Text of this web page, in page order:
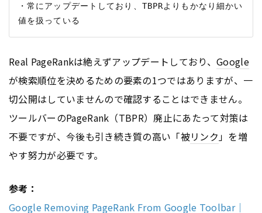
・常にアップデートしており、TBPRよりもかなり細かい
Real PageRankは絶えずアップデートしており、 Google
が検索順位を決めるための要素の1つではありますが、一
切公開はしていませんので確認することはできません。
ツールバーのPageRank（TBPR）廃止にあたって対策は
不要ですが、今後も引き続き質の高い「被リンク 」を増
やす努力が必要です。
参考：
Google Removing PageRank From Google Toolbar｜